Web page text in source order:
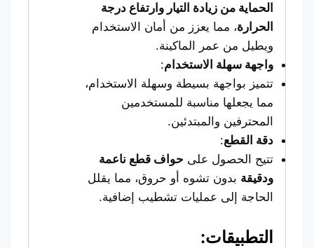
الحماية من زيادة التيار وارتفاع درجة
الحرارة، مما يعزز من أمان الاستخدام
ويطيل من عمر الماكينة.
واجهة سهلة الاستخدام:
تتميز بواجهة بسيطة وسهلة الاستخدام،
مما يجعلها مناسبة للمستخدمين
المحترفين والمبتدئين.
دقة القطع:
تتيح الحصول على حواف قطع ناعمة
ودقيقة بدون تشوه أو حروق، مما يقلل
الحاجة إلى عمليات تشطيب إضافية.
التطبيقات: